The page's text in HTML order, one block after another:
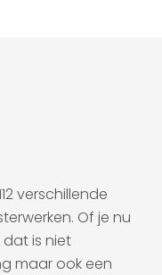
verschillende
Of je nu
is niet
maar ook een